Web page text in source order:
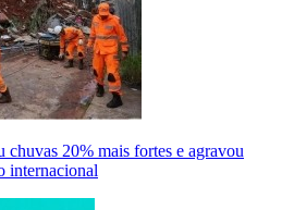
20% mais fortes e agravou
internacional